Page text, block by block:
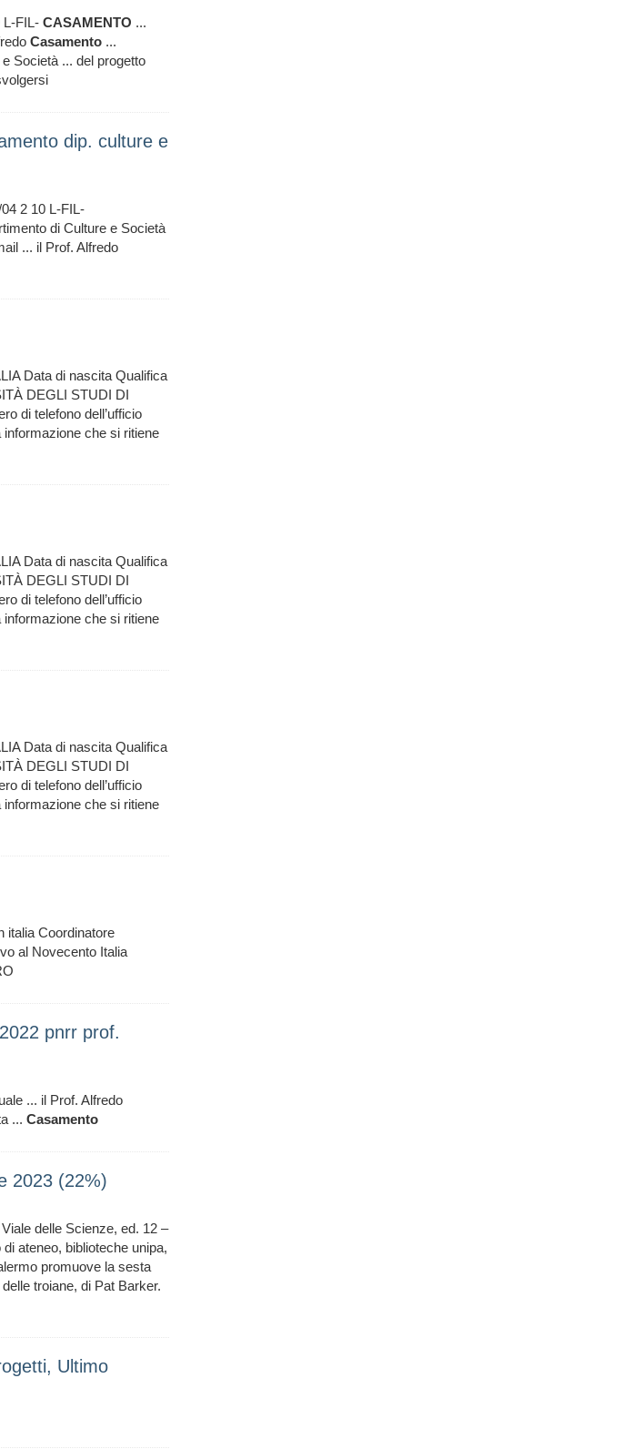
L-FIL- CASAMENTO ...
Casamento ...
Società ... del progetto
dip. culture e
2 10 L-FIL-
di Culture e Società
... il Prof. Alfredo
Data di nascita Qualifica
DEGLI STUDI DI
di telefono dell’ufficio
informazione che si ritiene
Data di nascita Qualifica
DEGLI STUDI DI
di telefono dell’ufficio
informazione che si ritiene
Data di nascita Qualifica
DEGLI STUDI DI
di telefono dell’ufficio
informazione che si ritiene
italia Coordinatore
al Novecento Italia
pnrr prof.
... il Prof. Alfredo
... Casamento
2023 (22%)
delle Scienze, ed. 12 –
ateneo, biblioteche unipa,
promuove la sesta
troiane, di Pat Barker.
Ultimo